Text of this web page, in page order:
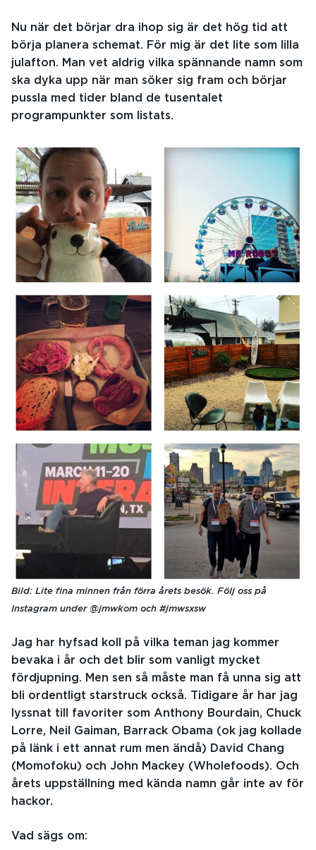
Nu när det börjar dra ihop sig är det hög tid att
börja planera schemat. För mig är det lite som lilla
julafton. Man vet aldrig vilka spännande namn som
ska dyka upp när man söker sig fram och börjar
pussla med tider bland de tusentalet
programpunkter som listats.
Bild: Lite fina minnen från förra årets besök. Följ oss på
Instagram under @jmwkom och #jmwsxsw
Jag har hyfsad koll på vilka teman jag kommer
bevaka i år och det blir som vanligt mycket
fördjupning. Men sen så måste man få unna sig att
bli ordentligt starstruck också. Tidigare år har jag
lyssnat till favoriter som Anthony Bourdain, Chuck
Lorre, Neil Gaiman, Barrack Obama (ok jag kollade
på länk i ett annat rum men ändå) David Chang
(Momofoku) och John Mackey (Wholefoods). Och
årets uppställning med kända namn går inte av för
hackor.
Vad sägs om: